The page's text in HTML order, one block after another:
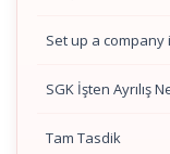
Set up a company
SGK İşten Ayrılış
Tam Tasdik